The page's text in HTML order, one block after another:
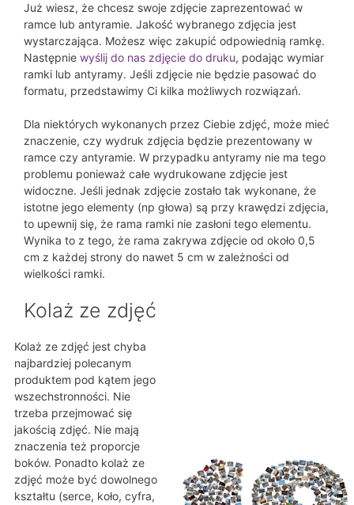
Już wiesz, że chcesz swoje zdjęcie zaprezentować w
ramce lub antyramie. Jakość wybranego zdjęcia jest
wystarczająca. Możesz więc zakupić odpowiednią ramkę.
Następnie wyślij do nas zdjęcie do druku, podając wymiar
ramki lub antyramy. Jeśli zdjęcie nie będzie pasować do
formatu, przedstawimy Ci kilka możliwych rozwiązań.
Dla niektórych wykonanych przez Ciebie zdjęć, może mieć
znaczenie, czy wydruk zdjęcia będzie prezentowany w
ramce czy antyramie. W przypadku antyramy nie ma tego
problemu ponieważ całe wydrukowane zdjęcie jest
widoczne. Jeśli jednak zdjęcie zostało tak wykonane, że
istotne jego elementy (np głowa) są przy krawędzi zdjęcia,
to upewnij się, że rama ramki nie zasłoni tego elementu.
Wynika to z tego, że rama zakrywa zdjęcie od około 0,5
cm z każdej strony do nawet 5 cm w zależności od
wielkości ramki.
Kolaż ze zdjęć
Kolaż ze zdjęć jest chyba
najbardziej polecanym
produktem pod kątem jego
wszechstronności. Nie
trzeba przejmować się
jakością zdjęć. Nie mają
znaczenia też proporcje
boków. Ponadto kolaż ze
zdjęć może być dowolnego
kształtu (serce, koło, cyfra,